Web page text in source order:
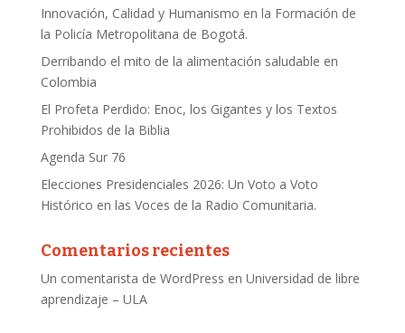
Innovación, Calidad y Humanismo en la Formación de
la Policía Metropolitana de Bogotá.
Derribando el mito de la alimentación saludable en
Colombia
El Profeta Perdido: Enoc, los Gigantes y los Textos
Prohibidos de la Biblia
Agenda Sur 76
Elecciones Presidenciales 2026: Un Voto a Voto
Histórico en las Voces de la Radio Comunitaria.
Comentarios recientes
Un comentarista de WordPress en Universidad de libre
aprendizaje – ULA